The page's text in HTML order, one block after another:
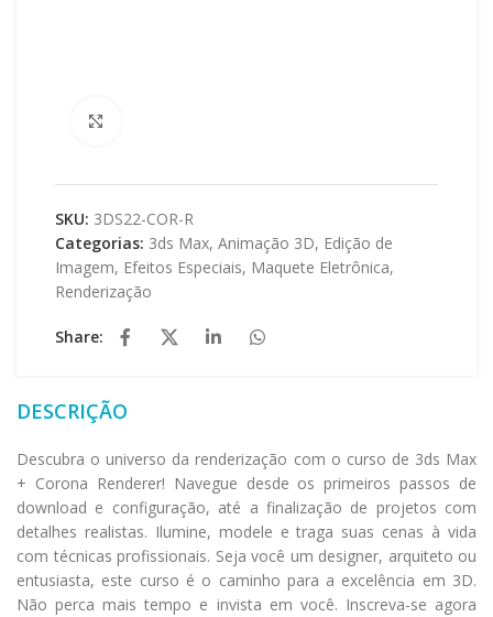
SKU: 3DS22-COR-R
Categorias: 3ds Max, Animação 3D, Edição de
Imagem, Efeitos Especiais, Maquete Eletrônica,
Renderização
Share:
DESCRIÇÃO
Descubra o universo da renderização com o curso de 3ds Max
+ Corona Renderer! Navegue desde os primeiros passos de
download e configuração, até a finalização de projetos com
detalhes realistas. Ilumine, modele e traga suas cenas à vida
com técnicas profissionais. Seja você um designer, arquiteto ou
entusiasta, este curso é o caminho para a excelência em 3D.
Não perca mais tempo e invista em você. Inscreva-se agora